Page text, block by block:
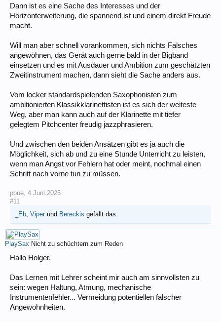
Dann ist es eine Sache des Interesses und der
Horizonterweiterung, die spannend ist und einem direkt Freude
macht.
Will man aber schnell vorankommen, sich nichts Falsches
angewöhnen, das Gerät auch gerne bald in der Bigband
einsetzen und es mit Ausdauer und Ambition zum geschätzten
Zweitinstrument machen, dann sieht die Sache anders aus.
Vom locker standardspielenden Saxophonisten zum
ambitionierten Klassikklarinettisten ist es sich der weiteste
Weg, aber man kann auch auf der Klarinette mit tiefer
gelegtem Pitchcenter freudig jazzphrasieren.
Und zwischen den beiden Ansätzen gibt es ja auch die
Möglichkeit, sich ab und zu eine Stunde Unterricht zu leisten,
wenn man Angst vor Fehlern hat oder meint, nochmal einen
Schritt nach vorne tun zu müssen.
ppue 4.Juni.2025
#11
_Eb Viper und Bereckis gefällt das.
PlaySax Nicht zu schüchtern zum Reden
Hallo Holger,
Das Lernen mit Lehrer scheint mir auch am sinnvollsten zu
sein: wegen Haltung, Atmung, mechanische
Instrumentenfehler... Vermeidung potentiellen falscher
Angewohnheiten.